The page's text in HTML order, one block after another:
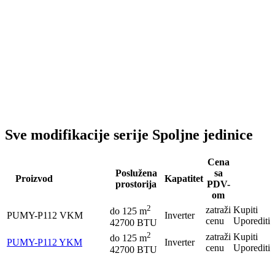
Sve modifikacije serije Spoljne jedinice
Proizvod
Poslužena
prostorija
Kapatitet
Cena
sa
PDV-
om
PUMY-P112 VKM
do 125 m2
42700 BTU
Inverter
zatraži
cenu
Kupiti
Uporediti
PUMY-P112 YKM do 125 m2
42700 BTU
Inverter
zatraži
cenu
Kupiti
Uporediti